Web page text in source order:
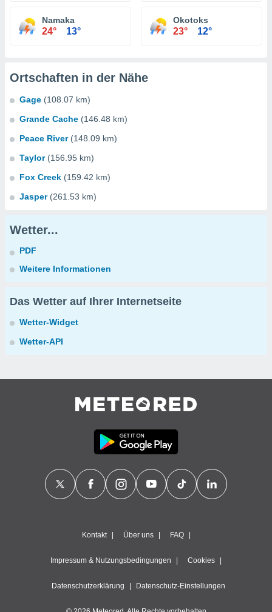
Namaka
24° 13°
Okotoks
23° 12°
Ortschaften in der Nähe
Gage (108.07 km)
Grande Cache (146.48 km)
Peace River (148.09 km)
Taylor (156.95 km)
Fox Creek (159.42 km)
Jasper (261.53 km)
Wetter...
PDF
Weitere Informationen
Das Wetter auf Ihrer Internetseite
Wetter-Widget
Wetter-API
Kontakt Über uns FAQ
Impressum & Nutzungsbedingungen Cookies
Datenschutzerklärung Datenschutz-Einstellungen